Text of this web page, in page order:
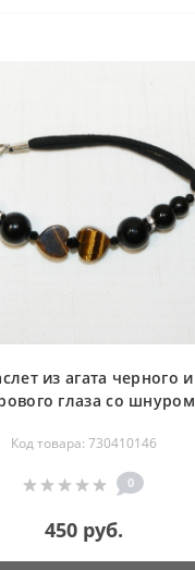
из агата черного и
глаза со шнуром
Код товара: 730410146
0
450 руб.